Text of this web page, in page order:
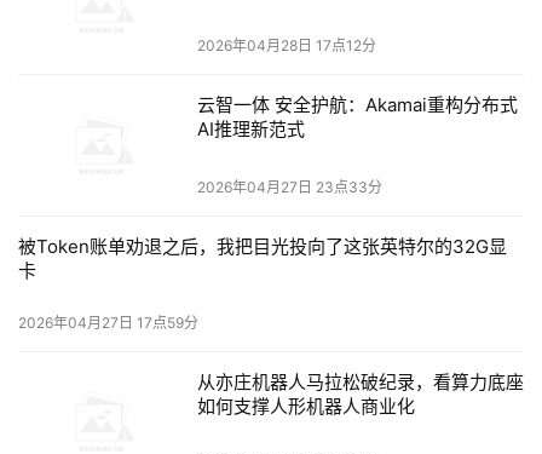
2026年04月28日 17点12分
云智一体 安全护航：Akamai重构分布式
AI推理新范式
2026年04月27日 23点33分
被Token账单劝退之后，我把目光投向了这张英特尔的32G显
卡
2026年04月27日 17点59分
从亦庄机器人马拉松破纪录，看算力底座
如何支撑人形机器人商业化